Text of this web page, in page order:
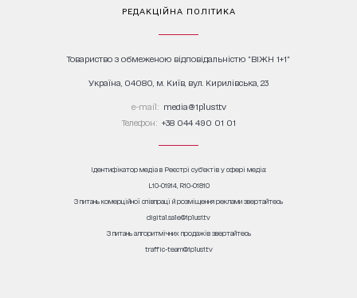
РЕДАКЦІЙНА ПОЛІТИКА
Товариство з обмеженою відповідальністю "ВІЖН 1+1"
Україна, 04080, м. Київ, вул. Кирилівська, 23
е-mail: media@1plus1.tv
Телефон: +38 044 490 01 01
Ідентифікатор медіа в Реєстрі суб’єктів у сфері медіа:
L10-01914, R10-01810
З питань комерційної співпраці й розміщення реклами звертайтесь
digital.sale@1plus1.tv
З питань алгоритмічних продажів звертайтесь
traffic-team@1plus1.tv